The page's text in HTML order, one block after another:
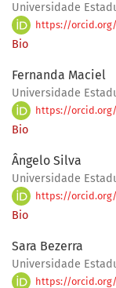
Universidade
https://orcid.org/
Bio
Fernanda Maciel
Universidade
https://orcid.org/
Bio
Ângelo Silva
Universidade
https://orcid.org/
Bio
Sara Bezerra
Universidade
https://orcid.org/